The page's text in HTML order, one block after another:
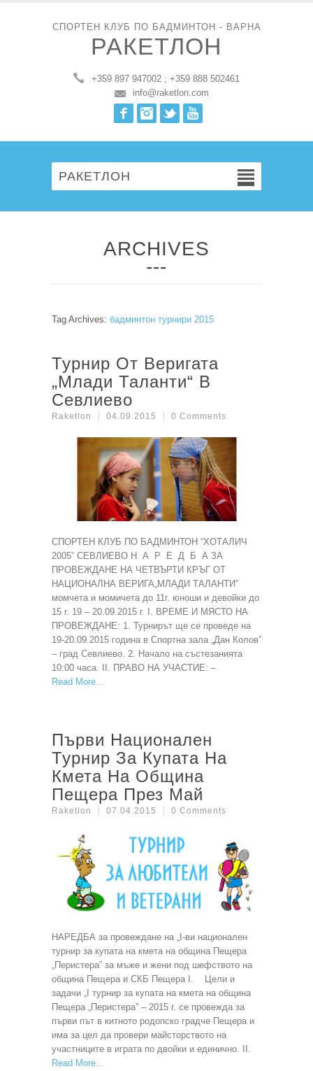
СПОРТЕН КЛУБ ПО БАДМИНТОН - ВАРНА
РАКЕТЛОН
+359 897 947002 ; +359 888 502461
info@raketlon.com
FacebookInstagram
Twitter
РАКЕТЛОН
ARCHIVES
Tag Archives: бадминтон турнири 2015
Турнир От Веригата
„Млади Таланти“ В
Севлиево
Raketlon 04.09.2015 0 Comments
СПОРТЕН КЛУБ ПО БАДМИНТОН “ХОТАЛИЧ
2005” СЕВЛИЕВО Н А Р Е Д Б А ЗА
ПРОВЕЖДАНЕ НА ЧЕТВЪРТИ КРЪГ ОТ
НАЦИОНАЛНА ВЕРИГА„МЛАДИ ТАЛАНТИ”
момчета и момичета до 11г. юноши и девойки до
15 г. 19 – 20.09.2015 г. І. ВРЕМЕ И МЯСТО НА
ПРОВЕЖДАНЕ: 1. Турнирът ще се проведе на
19-20.09.2015 година в Спортна зала „Дан Колов”
– град Севлиево. 2. Начало на състезанията
10:00 часа. ІІ. ПРАВО НА УЧАСТИЕ: –
Read More
Първи Национален
Турнир За Купата На
Кмета На Община
Пещера През Май
Raketlon 07.04.2015 0 Comments
НАРЕДБА за провеждане на „I-ви национален
турнир за купата на кмета на община Пещера
„Перистера” за мъже и жени под шефството на
община Пещера и СКБ Пещера I. Цели и
задачи „I турнир за купата на кмета на община
Пещера „Перистера” – 2015 г. се провежда за
първи път в китното родопско градче Пещера и
има за цел да провери майсторството на
участниците в играта по двойки и единично. II.
Read More